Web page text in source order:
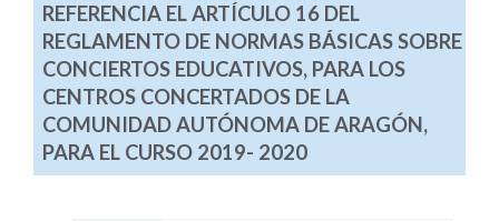
REFERENCIA EL ARTÍCULO 16 DEL
REGLAMENTO DE NORMAS BÁSICAS SOBRE
CONCIERTOS EDUCATIVOS, PARA LOS
CENTROS CONCERTADOS DE LA
COMUNIDAD AUTÓNOMA DE ARAGÓN,
PARA EL CURSO 2019- 2020